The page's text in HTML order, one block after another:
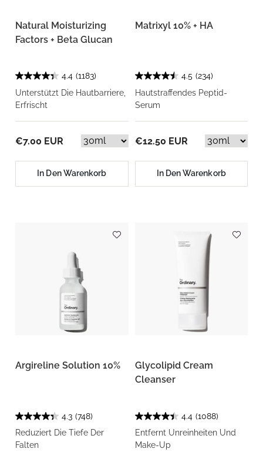
Natural Moisturizing
Factors + Beta Glucan
4.4 (1183)
Unterstützt Die Hautbarriere,
Erfrischt
€7.00 EUR
In Den Warenkorb
Matrixyl 10% + HA
4.5 (234)
Hautstraffendes Peptid-
Serum
€12.50 EUR
In Den Warenkorb
Argireline Solution 10%
4.3 (748)
Reduziert Die Tiefe Der
Falten
Glycolipid Cream
Cleanser
4.4 (1088)
Entfernt Unreinheiten Und
Make-Up